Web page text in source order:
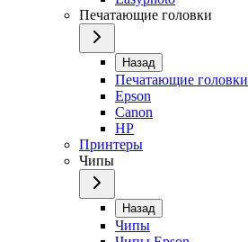
Печатающие головки
Назад
Печатающие головки
Epson
Canon
HP
Принтеры
Чипы
Назад
Чипы